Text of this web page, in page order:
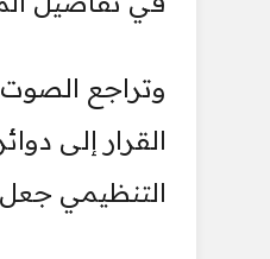
وتراجع الصوت
القرار إلى
التنظيمي جعل